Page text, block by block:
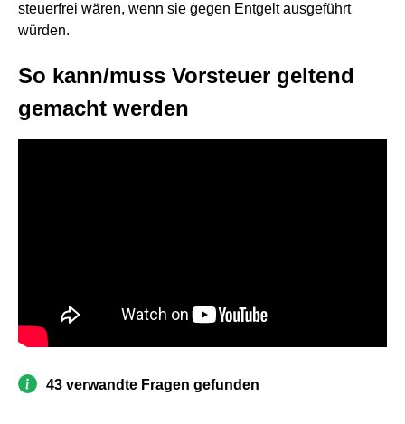
steuerfrei wären, wenn sie gegen Entgelt ausgeführt
würden.
So kann/muss Vorsteuer geltend
gemacht werden
43 verwandte Fragen gefunden